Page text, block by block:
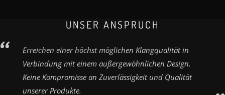
UNSER ANSPRUCH
Erreichen einer höchst möglichen Klangqualität in
Verbindung mit einem außergewöhnlichen Design.
Keine Kompromisse an Zuverlässigkeit und Qualität
unserer Produkte.